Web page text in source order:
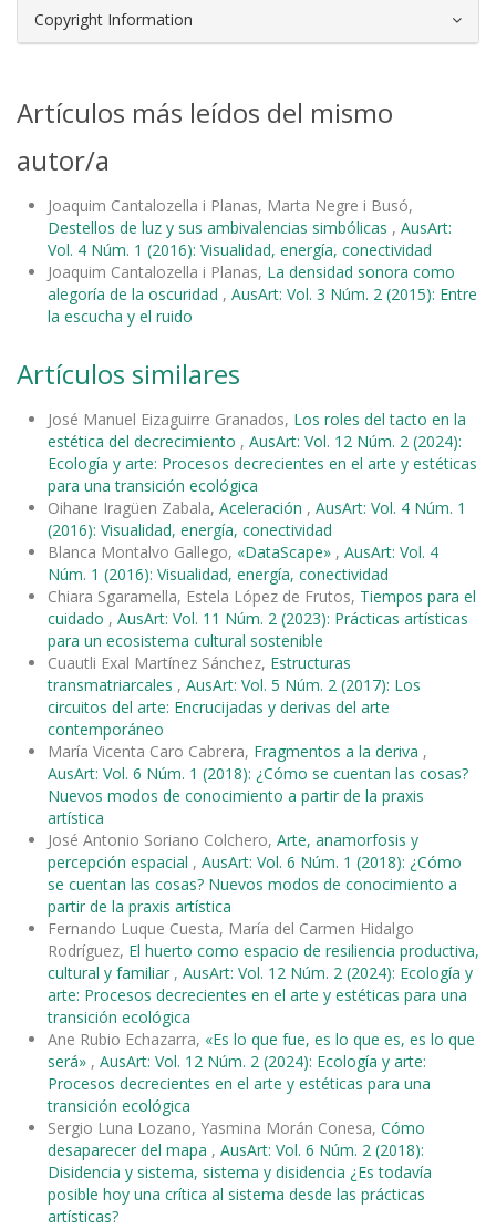
Copyright Information
Artículos más leídos del mismo
autor/a
Joaquim Cantalozella i Planas, Marta Negre i Busó,
Destellos de luz y sus ambivalencias simbólicas , AusArt:
Vol. 4 Núm. 1 (2016): Visualidad, energía, conectividad
Joaquim Cantalozella i Planas, La densidad sonora como
alegoría de la oscuridad , AusArt: Vol. 3 Núm. 2 (2015): Entre
la escucha y el ruido
Artículos similares
José Manuel Eizaguirre Granados, Los roles del tacto en la
estética del decrecimiento , AusArt: Vol. 12 Núm. 2 (2024):
Ecología y arte: Procesos decrecientes en el arte y estéticas
para una transición ecológica
Oihane Iragüen Zabala, Aceleración , AusArt: Vol. 4 Núm. 1
(2016): Visualidad, energía, conectividad
Blanca Montalvo Gallego, «DataScape» , AusArt: Vol. 4
Núm. 1 (2016): Visualidad, energía, conectividad
Chiara Sgaramella, Estela López de Frutos, Tiempos para el
cuidado , AusArt: Vol. 11 Núm. 2 (2023): Prácticas artísticas
para un ecosistema cultural sostenible
Cuautli Exal Martínez Sánchez, Estructuras
transmatriarcales , AusArt: Vol. 5 Núm. 2 (2017): Los
circuitos del arte: Encrucijadas y derivas del arte
contemporáneo
María Vicenta Caro Cabrera, Fragmentos a la deriva ,
AusArt: Vol. 6 Núm. 1 (2018): ¿Cómo se cuentan las cosas?
Nuevos modos de conocimiento a partir de la praxis
artística
José Antonio Soriano Colchero, Arte, anamorfosis y
percepción espacial , AusArt: Vol. 6 Núm. 1 (2018): ¿Cómo
se cuentan las cosas? Nuevos modos de conocimiento a
partir de la praxis artística
Fernando Luque Cuesta, María del Carmen Hidalgo
Rodríguez, El huerto como espacio de resiliencia productiva,
cultural y familiar , AusArt: Vol. 12 Núm. 2 (2024): Ecología y
arte: Procesos decrecientes en el arte y estéticas para una
transición ecológica
Ane Rubio Echazarra, «Es lo que fue, es lo que es, es lo que
será» , AusArt: Vol. 12 Núm. 2 (2024): Ecología y arte:
Procesos decrecientes en el arte y estéticas para una
transición ecológica
Sergio Luna Lozano, Yasmina Morán Conesa, Cómo
desaparecer del mapa , AusArt: Vol. 6 Núm. 2 (2018):
Disidencia y sistema, sistema y disidencia ¿Es todavía
posible hoy una crítica al sistema desde las prácticas
artísticas?